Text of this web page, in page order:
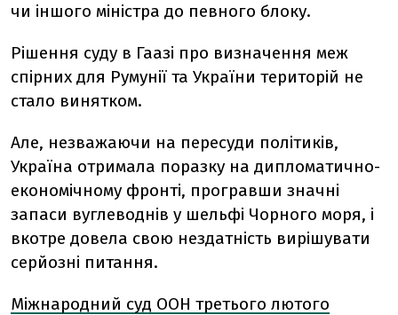
чи іншого міністра до певного блоку.
Рішення суду в Гаазі про визначення меж
спірних для Румунії та України територій не
стало винятком.
Але, незважаючи на пересуди політиків,
Україна отримала поразку на дипломатично-
економічному фронті, програвши значні
запаси вуглеводнів у шельфі Чорного моря, і
вкотре довела свою нездатність вирішувати
серйозні питання.
Міжнародний суд ООН третього лютого